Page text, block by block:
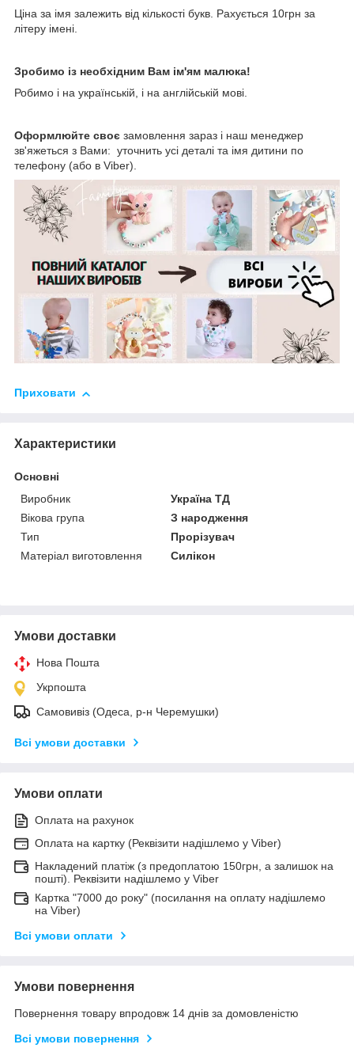
Ціна за імя залежить від кількості букв. Рахується 10грн за
літеру імені.
Зробимо із необхідним Вам ім'ям малюка!
Робимо і на українській, і на англійській мові.
Оформлюйте своє замовлення зараз і наш менеджер
зв'яжеться з Вами: уточнить усі деталі та імя дитини по
телефону (або в Viber).
Приховати
Характеристики
Основні
Виробник
Україна ТД
Вікова група
З народження
Тип
Прорізувач
Матеріал виготовлення
Силікон
Умови доставки
Нова Пошта
Укрпошта
Самовивіз (Одеса, р-н Черемушки)
Всі умови доставки
Умови оплати
Оплата на рахунок
Оплата на картку (Реквізити надішлемо у Viber)
Накладений платіж (з предоплатою 150грн, а залишок на
пошті). Реквізити надішлемо у Viber
Картка "7000 до року" (посилання на оплату надішлемо
на Viber)
Всі умови оплати
Умови повернення
Повернення товару впродовж 14 днів за домовленістю
Всі умови повернення